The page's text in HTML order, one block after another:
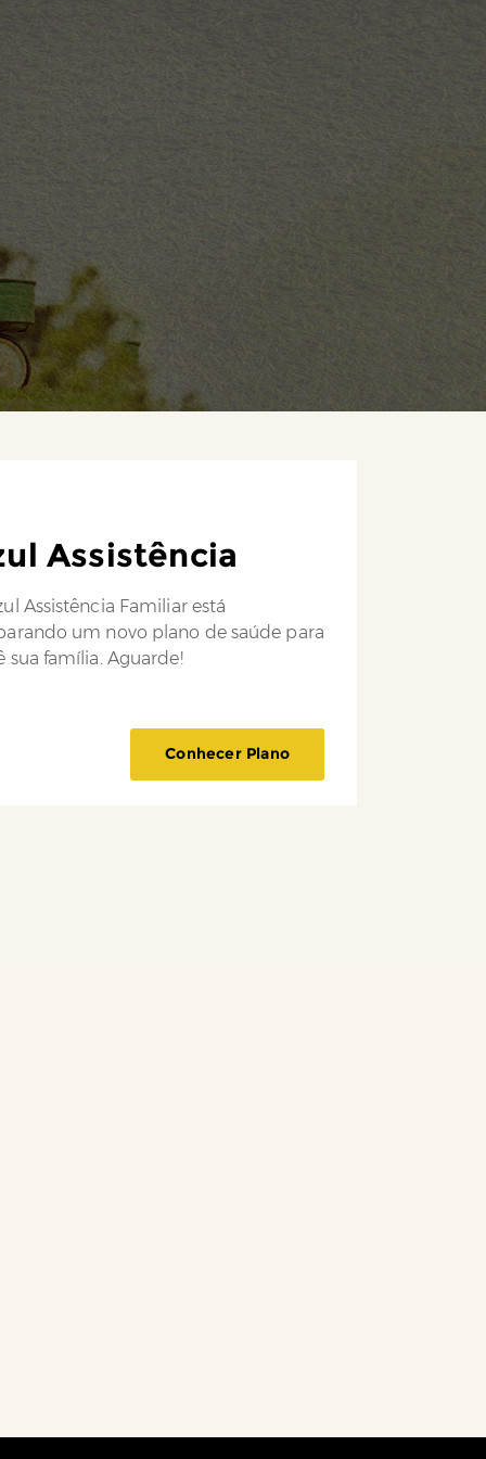
Assistência
Assistência Familiar está
um novo plano de saúde para
sua família. Aguarde!
Conhecer Plano